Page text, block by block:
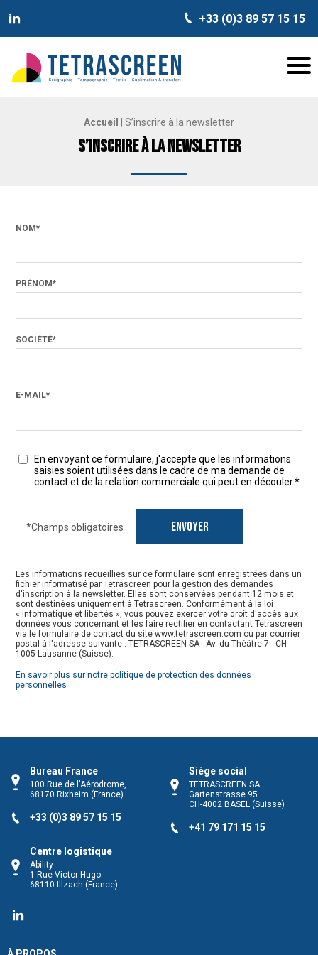
TETRASCREEN
+33 (0)3 89 57 15 15
Tetrascreen
Accueil S’inscrire à la newsletter
S’inscrire à la newsletter
NOM*
PRÉNOM*
SOCIÉTÉ*
E-MAIL*
En envoyant ce formulaire, j'accepte que les informations
saisies soient utilisées dans le cadre de ma demande de
contact et de la relation commerciale qui peut en découler.*
*Champs obligatoires
Les informations recueillies sur ce formulaire sont enregistrées dans un
fichier informatisé par Tetrascreen pour la gestion des demandes
d'inscription à la newsletter. Elles sont conservées pendant 12 mois et
sont destinées uniquement à Tetrascreen. Conformément à la loi
« informatique et libertés », vous pouvez exercer votre droit d'accès aux
données vous concernant et les faire rectifier en contactant Tetrascreen
via le formulaire de contact du site www.tetrascreen.com ou par courrier
postal à l'adresse suivante : TETRASCREEN SA - Av. du Théâtre 7 - CH-
1005 Lausanne (Suisse).
En savoir plus sur notre politique de protection des données
personnelles
Bureau France
100 Rue de l'Aérodrome,
68170 Rixheim (France)
+33 (0)3 89 57 15 15
Siège social
TETRASCREEN SA
Gartenstrasse 95
CH-4002 BASEL (Suisse)
+41 79 171 15 15
Centre logistique
Ability
1 Rue Victor Hugo
68110
Illzach (France)